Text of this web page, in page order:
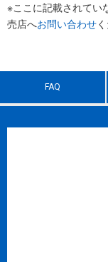
※ここに記載されてい
売店へお問い合わせ
FAQ